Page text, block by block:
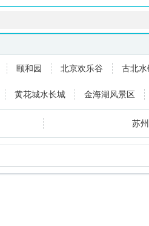
颐和园 北京欢乐谷 古北水
黄花城水长城 金海湖风景区
八达岭长城缆车 苏州
昆明